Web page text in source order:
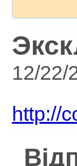
12/22/
http://